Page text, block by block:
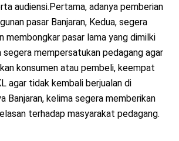
audiensi.Pertama, adanya pemberian
pasar Banjaran, Kedua, segera
membongkar pasar lama yang dimilki
mempersatukan pedagang agar
konsumen atau pembeli, keempat
agar tidak kembali berjualan di
Banjaran, kelima segera memberikan
terhadap masyarakat pedagang.